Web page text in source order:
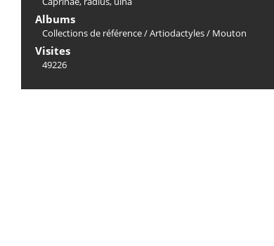
Albums
Collections de référence/Artiodactyles/ Mouton
Visites
49226